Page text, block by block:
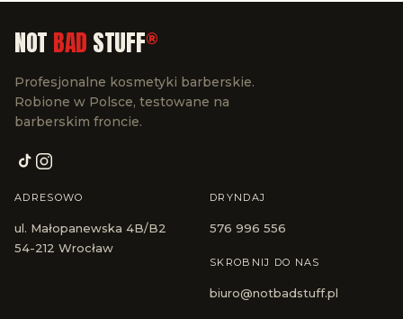
NOT BAD STUFF®
Profesjonalne kosmetyki barberskie.
Robione w Polsce, testowane na
barberskim froncie.
ADRESOWO
ul. Małopanewska 4B/B2
54-212 Wrocław
DRYNDAJ
576 996 556
SKROBNIJ DO NAS
biuro@notbadstuff.pl